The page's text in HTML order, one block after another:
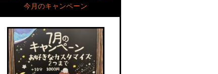
今月のキャンペーン